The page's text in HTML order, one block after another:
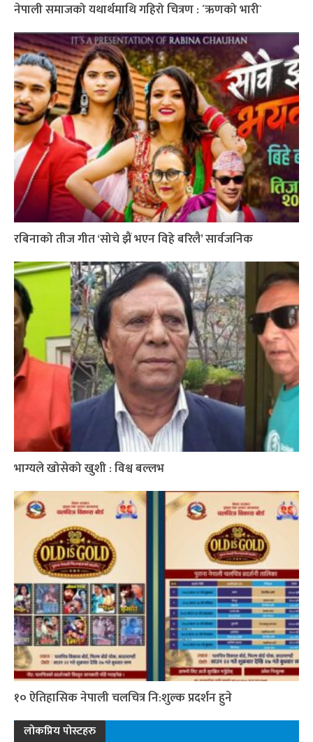
नेपाली समाजको यथार्थमाथि गहिरो चित्रण : ´ऋणको भारी`
रबिनाको तीज गीत ‘सोचे झैं भएन विहे बरिलै’ सार्वजनिक
भाग्यले खोसेको खुशी : विश्व बल्लभ
१० ऐतिहासिक नेपाली चलचित्र नि:शुल्क प्रदर्शन हुने
लोकप्रिय पोस्टहरु